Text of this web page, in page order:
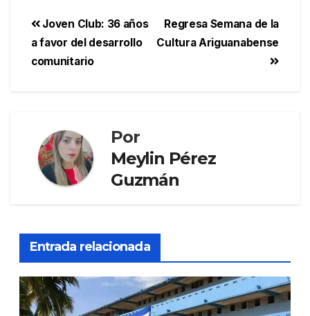
Regresa Semana de la
Cultura Ariguanabense
Joven Club: 36 años
a favor del desarrollo
comunitario
Por
Meylin Pérez
Guzmán
Entrada relacionada